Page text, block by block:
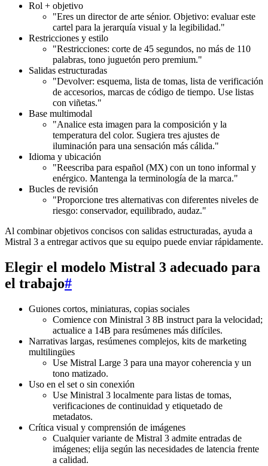
Rol + objetivo
"Eres un director de arte sénior. Objetivo: evaluar este
cartel para la jerarquía visual y la legibilidad."
Restricciones y estilo
"Restricciones: corte de 45 segundos, no más de 110
palabras, tono juguetón pero premium."
Salidas estructuradas
"Devolver: esquema, lista de tomas, lista de verificación
de accesorios, marcas de código de tiempo. Use listas
con viñetas."
Base multimodal
"Analice esta imagen para la composición y la
temperatura del color. Sugiera tres ajustes de
iluminación para una sensación más cálida."
Idioma y ubicación
"Reescriba para español (MX) con un tono informal y
enérgico. Mantenga la terminología de la marca."
Bucles de revisión
"Proporcione tres alternativas con diferentes niveles de
riesgo: conservador, equilibrado, audaz."
Al combinar objetivos concisos con salidas estructuradas, ayuda a
Mistral 3 a entregar activos que su equipo puede enviar rápidamente.
Elegir el modelo Mistral 3 adecuado para
el trabajo#
Guiones cortos, miniaturas, copias sociales
Comience con Ministral 3 8B instruct para la velocidad;
actualice a 14B para resúmenes más difíciles.
Narrativas largas, resúmenes complejos, kits de marketing
multilingües
Use Mistral Large 3 para una mayor coherencia y un
tono matizado.
Uso en el set o sin conexión
Use Ministral 3 localmente para listas de tomas,
verificaciones de continuidad y etiquetado de
metadatos.
Crítica visual y comprensión de imágenes
Cualquier variante de Mistral 3 admite entradas de
imágenes; elija según las necesidades de latencia frente
a calidad.